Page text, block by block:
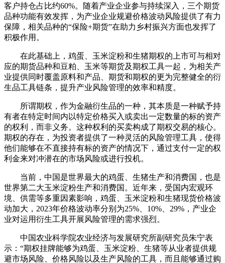
客户持仓占比约60%。随着产业企业参与持续深入，三个期货
品种功能有效发挥，为产业企业规避价格波动风险提供了有力
保障，相关品种的“保险+期货”在助力乡村振兴方面也发挥了
积极作用。
在此基础上，鸡蛋、玉米淀粉和生猪期权的上市可与相对
应的期货品种和豆粕、玉米等期货及期权工具一起，为相关产
业提供同时覆盖原料和产品、期货和期权的更为完整健全的衍
生品工具链条，提升产业风险管理的效率和精度。
所谓期权，作为金融衍生品的一种，其本质是一种赋予持
有者在特定时间内以特定价格买入或卖出一定数量的标的资产
的权利，而非义务。这种权利的买卖构成了期权交易的核心。
期权的存在，为投资者提供了一种灵活的风险管理工具，使得
他们能够在不直接持有标的资产的情况下，通过支付一定的权
利金来对冲潜在的市场风险或进行投机。
当前，中国是世界最大的鸡蛋、生猪生产和消费国，也是
世界第二大玉米淀粉生产和消费国。近年来，受国内宏观环
境、供需等多重因素影响，鸡蛋、玉米淀粉和生猪现货价格波
动加大，2023年价格波动率分别为25%、10%、29%，产业企
业对运用衍生工具开展风险管理的需求强烈。
中国农业科学院农业经济与发展研究所副研究员朱宁表
示：“期权挂牌能够为鸡蛋、玉米淀粉、生猪等从业者提供规
避市场风险、价格风险以及生产风险的工具，而且能够通过购